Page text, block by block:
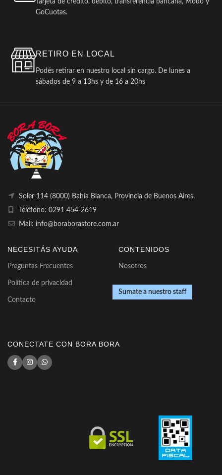
Tarjeta de crédito, débito, transferencia bancaria, Modo y
GoCuotas.
RETIRO EN LOCAL
Podés retirar en nuestro local sin cargo. De lunes a
sábados de 9 a 13hs y de 16 a 20hs
Soler 114 (8000) Bahía Blanca, Provincia de Buenos Aires.
Teléfono: 0291 454-2619
Mail: info@boraborastore.com.ar
NECESITÁS AYUDA
Preguntas Frecuentes
Política de privacidad
Contacto
CONTENIDOS
Nosotros
Sumate a nuestro staff
CONECTATE CON BORA BORA